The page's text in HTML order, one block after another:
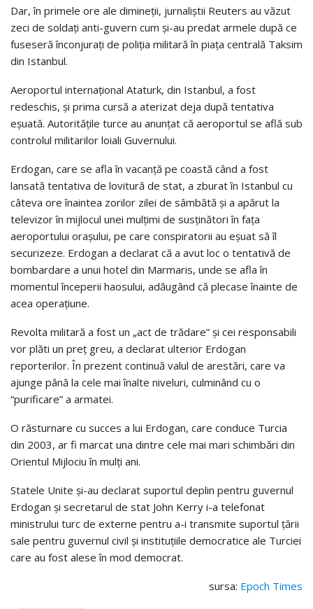
Dar, în primele ore ale dimineţii, jurnaliştii Reuters au văzut
zeci de soldaţi anti-guvern cum şi-au predat armele după ce
fuseseră înconjuraţi de poliţia militară în piaţa centrală Taksim
din Istanbul.
Aeroportul internaţional Ataturk, din Istanbul, a fost
redeschis, şi prima cursă a aterizat deja după tentativa
eşuată. Autorităţile turce au anunţat că aeroportul se află sub
controlul militarilor loiali Guvernului.
Erdogan, care se afla în vacanţă pe coastă când a fost
lansată tentativa de lovitură de stat, a zburat în Istanbul cu
câteva ore înaintea zorilor zilei de sâmbătă şi a apărut la
televizor în mijlocul unei mulţimi de susţinători în faţa
aeroportului oraşului, pe care conspiratorii au eşuat să îl
securizeze. Erdogan a declarat că a avut loc o tentativă de
bombardare a unui hotel din Marmaris, unde se afla în
momentul începerii haosului, adăugând că plecase înainte de
acea operaţiune.
Revolta militară a fost un „act de trădare” şi cei responsabili
vor plăti un preţ greu, a declarat ulterior Erdogan
reporterilor. În prezent continuă valul de arestări, care va
ajunge până la cele mai înalte niveluri, culminând cu o
“purificare” a armatei.
O răsturnare cu succes a lui Erdogan, care conduce Turcia
din 2003, ar fi marcat una dintre cele mai mari schimbări din
Orientul Mijlociu în mulţi ani.
Statele Unite şi-au declarat suportul deplin pentru guvernul
Erdogan şi secretarul de stat John Kerry i-a telefonat
ministrului turc de externe pentru a-i transmite suportul ţării
sale pentru guvernul civil şi instituţiile democratice ale Turciei
care au fost alese în mod democrat.
sursa: Epoch Times